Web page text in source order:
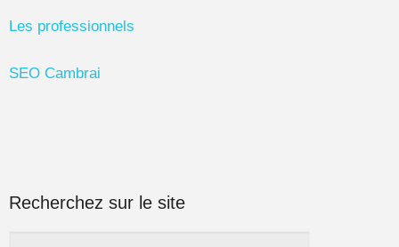
Les professionnels
SEO Cambrai
Recherchez sur le site